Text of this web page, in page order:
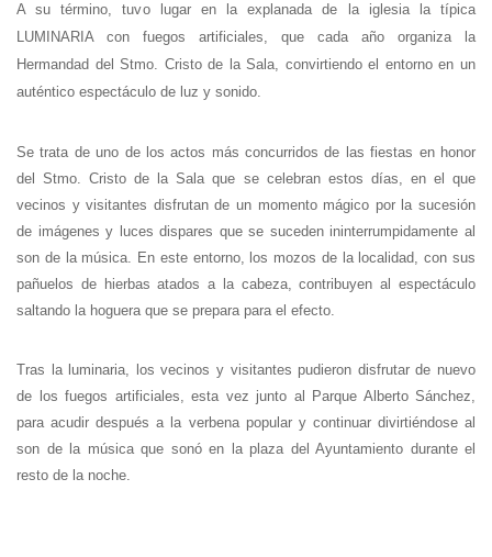
A su término, tuvo lugar en la explanada de la iglesia la típica
LUMINARIA con fuegos artificiales, que cada año organiza la
Hermandad del Stmo. Cristo de la Sala, convirtiendo el entorno en un
auténtico espectáculo de luz y sonido.
Se trata de uno de los actos más concurridos de las fiestas en honor
del Stmo. Cristo de la Sala que se celebran estos días, en el que
vecinos y visitantes disfrutan de un momento mágico por la sucesión
de imágenes y luces dispares que se suceden ininterrumpidamente al
son de la música. En este entorno, los mozos de la localidad, con sus
pañuelos de hierbas atados a la cabeza, contribuyen al espectáculo
saltando la hoguera que se prepara para el efecto.
Tras la luminaria, los vecinos y visitantes pudieron disfrutar de nuevo
de los fuegos artificiales, esta vez junto al Parque Alberto Sánchez,
para acudir después a la verbena popular y continuar divirtiéndose al
son de la música que sonó en la plaza del Ayuntamiento durante el
resto de la noche.